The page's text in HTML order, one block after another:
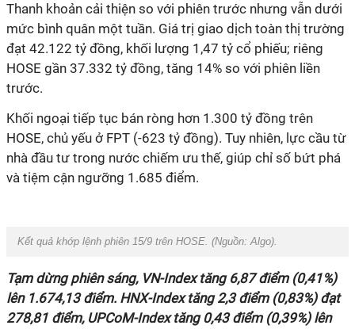
Thanh khoản cải thiện so với phiên trước nhưng vẫn dưới
mức bình quân một tuần. Giá trị giao dịch toàn thị trường
đạt 42.122 tỷ đồng, khối lượng 1,47 tỷ cổ phiếu; riêng
HOSE gần 37.332 tỷ đồng, tăng 14% so với phiên liền
trước.
Khối ngoại tiếp tục bán ròng hơn 1.300 tỷ đồng trên
HOSE, chủ yếu ở FPT (-623 tỷ đồng). Tuy nhiên, lực cầu từ
nhà đầu tư trong nước chiếm ưu thế, giúp chỉ số bứt phá
và tiệm cận ngưỡng 1.685 điểm.
Kết quả khớp lệnh phiên 15/9 trên HOSE. (Nguồn:Algo).
Tạm dừng phiên sáng, VN-Index tăng 6,87 điểm (0,41%)
lên 1.674,13 điểm. HNX-Index tăng 2,3 điểm (0,83%) đạt
278,81 điểm, UPCoM-Index tăng 0,43 điểm (0,39%) lên